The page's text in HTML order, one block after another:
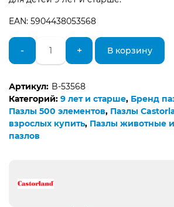
EAN: 5904438053568
-
Количество
товара
Пазлы
500
элементов
Африканское
селфи
B-
+ В корзину
Артикул: B-53568
Категорий: 9 лет и старше, Бренд
Пазлы 500 элементов, Пазлы
взрослых купить, Пазлы животные
пазлов